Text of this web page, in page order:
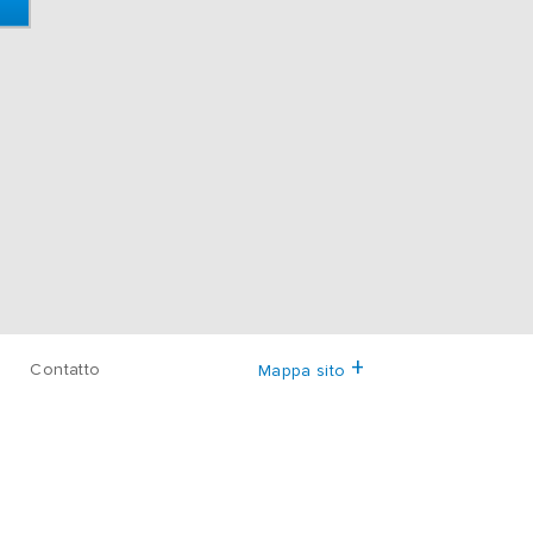
Contatto Mappa sito